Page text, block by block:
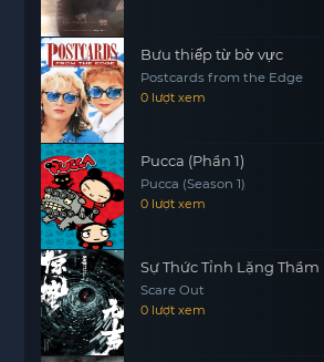
Bưu thiếp từ bờ vực
Postcards from the Edge
0 lượt xem
Pucca (Phần 1)
Pucca (Season 1)
0 lượt xem
Sự Thức Tỉnh Lặng Thầm
Scare Out
0 lượt xem